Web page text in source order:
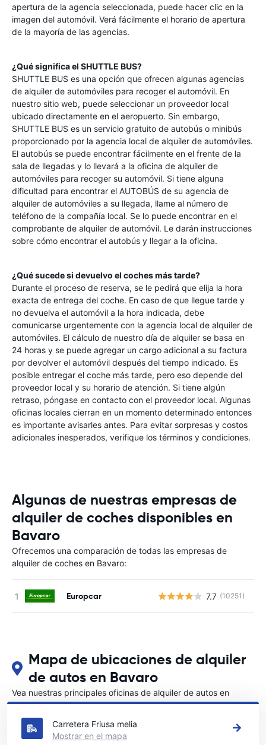
apertura de la agencia seleccionada, puede hacer clic en la
imagen del automóvil. Verá fácilmente el horario de apertura
de la mayoría de las agencias.
¿Qué significa el SHUTTLE BUS?
SHUTTLE BUS es una opción que ofrecen algunas agencias
de alquiler de automóviles para recoger el automóvil. En
nuestro sitio web, puede seleccionar un proveedor local
ubicado directamente en el aeropuerto. Sin embargo,
SHUTTLE BUS es un servicio gratuito de autobús o minibús
proporcionado por la agencia local de alquiler de automóviles.
El autobús se puede encontrar fácilmente en el frente de la
sala de llegadas y lo llevará a la oficina de alquiler de
automóviles para recoger su automóvil. Si tiene alguna
dificultad para encontrar el AUTOBÚS de su agencia de
alquiler de automóviles a su llegada, llame al número de
teléfono de la compañía local. Se lo puede encontrar en el
comprobante de alquiler de automóvil. Le darán instrucciones
sobre cómo encontrar el autobús y llegar a la oficina.
¿Qué sucede si devuelvo el coches más tarde?
Durante el proceso de reserva, se le pedirá que elija la hora
exacta de entrega del coche. En caso de que llegue tarde y
no devuelva el automóvil a la hora indicada, debe
comunicarse urgentemente con la agencia local de alquiler de
automóviles. El cálculo de nuestro día de alquiler se basa en
24 horas y se puede agregar un cargo adicional a su factura
por devolver el automóvil después del tiempo indicado. Es
posible entregar el coche más tarde, pero eso depende del
proveedor local y su horario de atención. Si tiene algún
retraso, póngase en contacto con el proveedor local. Algunas
oficinas locales cierran en un momento determinado entonces
es importante avisarles antes. Para evitar sorpresas y costos
adicionales inesperados, verifique los términos y condiciones.
Algunas de nuestras empresas de
alquiler de coches disponibles en
Bavaro
Ofrecemos una comparación de todas las empresas de
alquiler de coches en Bavaro:
Europcar 7.7 (10251)
Mapa de ubicaciones de alquiler
de autos en Bavaro
Vea nuestras principales oficinas de alquiler de autos en
Bavaro
Carretera Friusa melia
Mostrar en el mapa